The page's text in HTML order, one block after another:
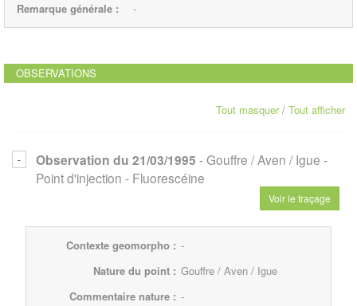
Remarque générale : -
OBSERVATIONS
Tout masquer/ Tout afficher
Observation du 21/03/1995 - Gouffre / Aven / Igue -
Point d'injection - Fluorescéine
Voir le traçage
Contexte geomorpho : -
Nature du point : Gouffre / Aven / Igue
Commentaire nature : -